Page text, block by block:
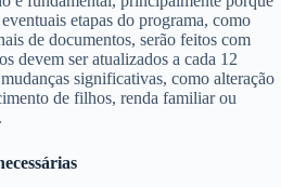
etapas do programa, como
de documentos, serão feitos com
devem ser atualizados a cada 12
significativas, como alteração
de filhos, renda familiar ou